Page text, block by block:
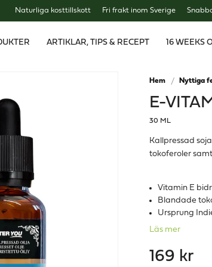
Naturliga kosttillskott Fri frakt inom Sverige
ARTIKLAR, TIPS & RECEPT 16 WEEKS
Hem Nyttiga
E-
30 ML
Kallpressad
tokoferoler
Vitamin E
Blandade
Ursprung
Läs mer
169 kr